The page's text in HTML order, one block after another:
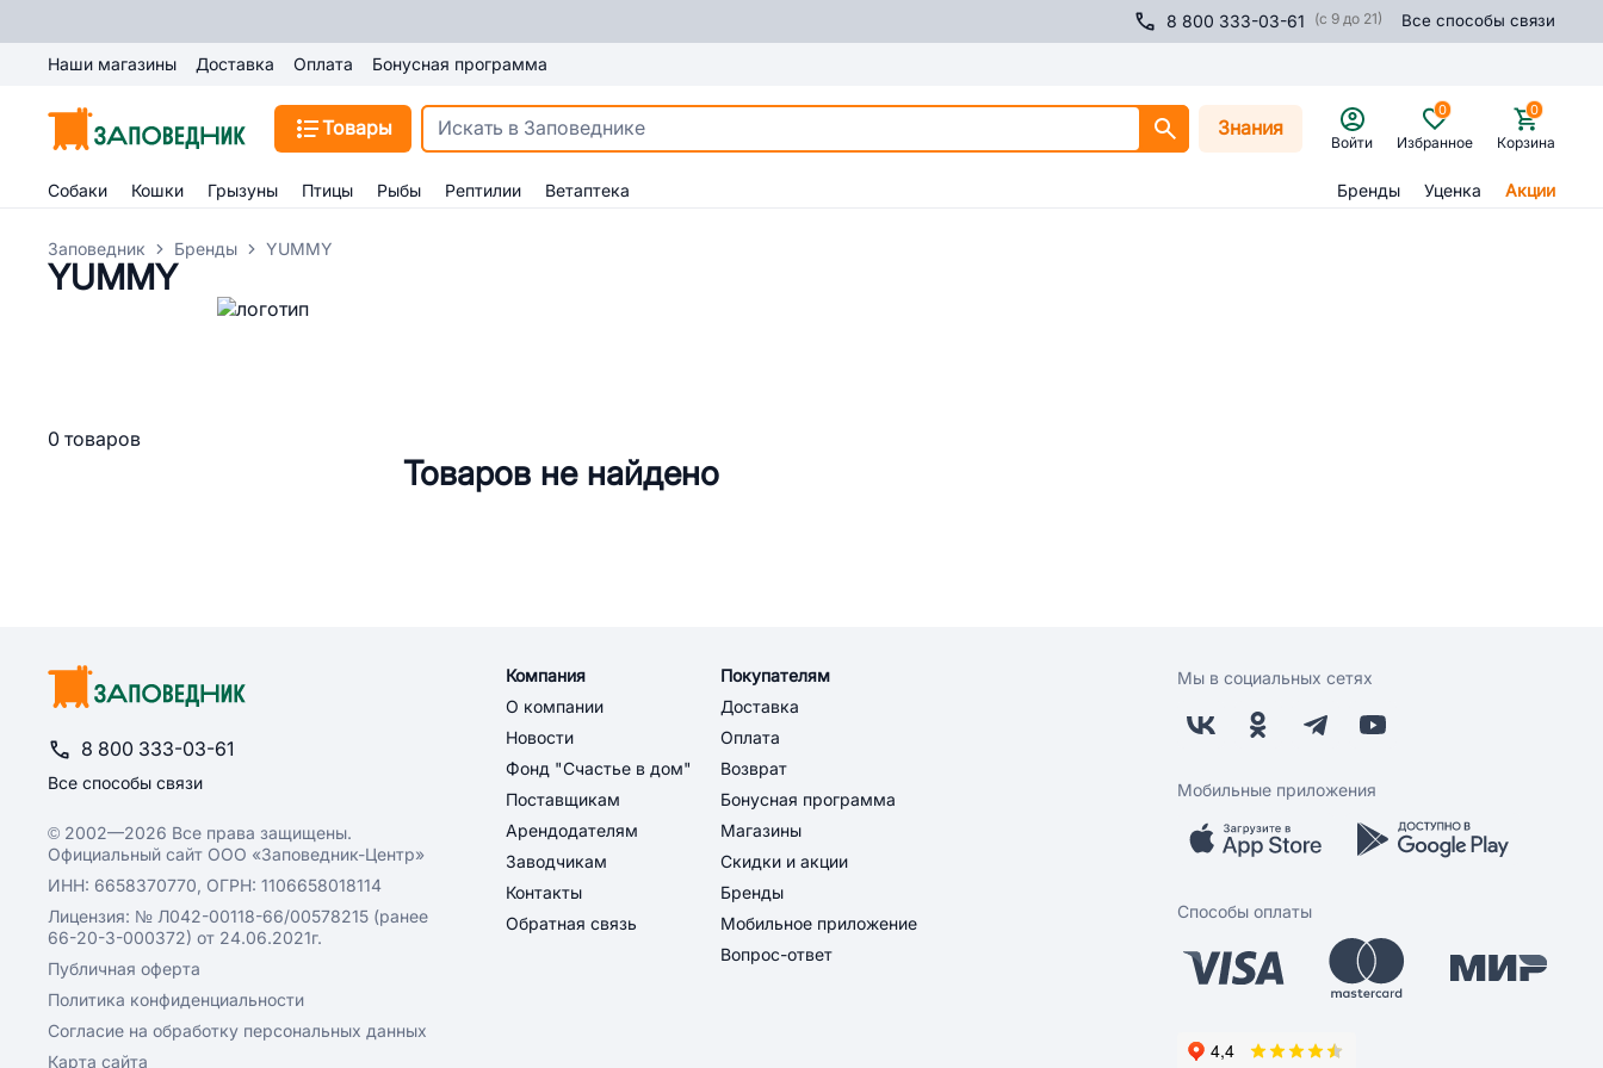
8 800 333-03-61 (с 9 до 21) Все способы связи
Наши магазины Доставка Оплата Бонусная программа
Товары Знания
Войти Избранное
0
Корзина
0
Собаки Кошки Грызуны Птицы Рыбы Рептилии Ветаптека Бренды Уценка Акции
Заповедник Бренды YUMMY
YUMMY
0 товаров
Товаров не найдено
8 800 333-03-61
Все способы связи
© 2002—2026 Все права защищены.
Официальный сайт ООО «Заповедник-Центр»
ИНН: 6658370770, ОГРН: 1106658018114
Лицензия: № Л042-00118-66/00578215 (ранее
66-20-3-000372) от 24.06.2021г.
Публичная оферта
Политика конфиденциальности
Согласие на обработку персональных данных
Карта сайта
Компания
О компании
Новости
Фонд "Счастье в дом"
Поставщикам
Арендодателям
Заводчикам
Контакты
Обратная связь
Покупателям
Доставка
Оплата
Возврат
Бонусная программа
Магазины
Скидки и акции
Бренды
Мобильное приложение
Вопрос-ответ
Мы в социальных сетях
Мобильные приложения
Способы оплаты